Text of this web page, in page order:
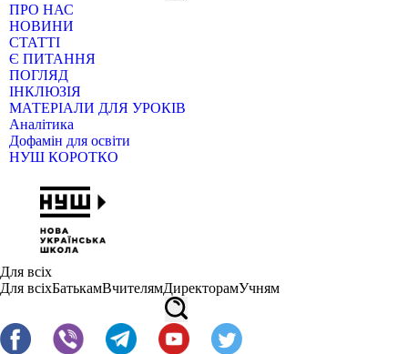
ПРО НАС
НОВИНИ
СТАТТІ
Є ПИТАННЯ
ПОГЛЯД
ІНКЛЮЗІЯ
МАТЕРІАЛИ ДЛЯ УРОКІВ
Аналітика
Дофамін для освіти
НУШ КОРОТКО
Для всіх
Для всіхБатькамВчителямДиректорамУчням